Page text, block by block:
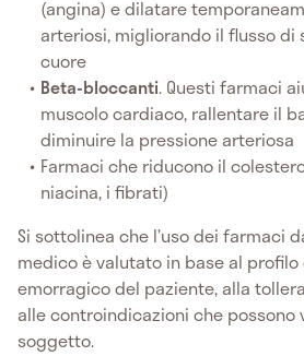
(angina) e dilatare
arteriosi, migliorando il flusso di
cuore
Beta-bloccanti. Questi farmaci
muscolo cardiaco, rallentare il
diminuire la pressione arteriosa
Farmaci che riducono il
niacina, i fibrati)
Si sottolinea che l’uso dei farmaci
medico è valutato in base al
emorragico del paziente, alla
alle controindicazioni che
soggetto.